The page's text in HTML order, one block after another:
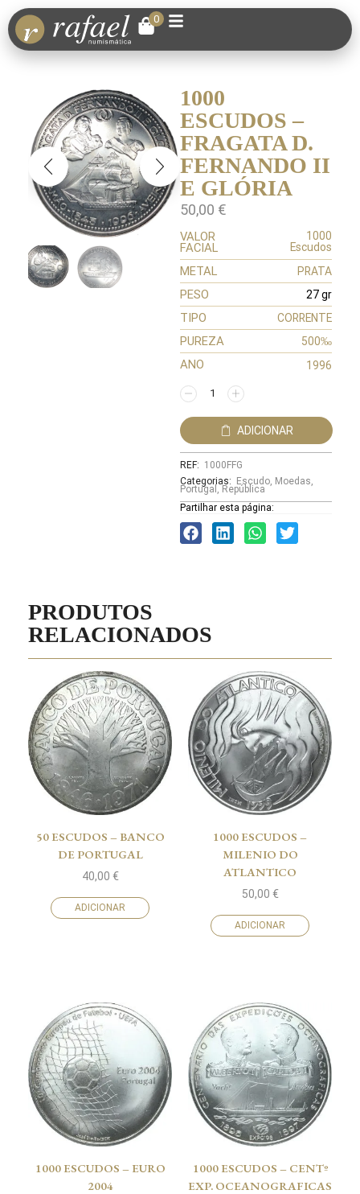
0
1000
ESCUDOS –
FRAGATA D.
FERNANDO II
E GLÓRIA
50,00 €
VALOR
FACIAL
1000
Escudos
METAL PRATA
PESO 27 gr
TIPO CORRENTE
PUREZA 500‰
ANO 1996
ADICIONAR
REF: 1000FFG
Categorias:
Escudo, Moedas,
Portugal , República
Partilhar esta página:
PRODUTOS
RELACIONADOS
50 ESCUDOS – BANCO
DE PORTUGAL
40,00 €
ADICIONAR
1000 ESCUDOS –
MILENIO DO
ATLANTICO
50,00 €
ADICIONAR
1000 ESCUDOS – EURO
2004
1000 ESCUDOS – CENTº
EXP. OCEANOGRAFICAS